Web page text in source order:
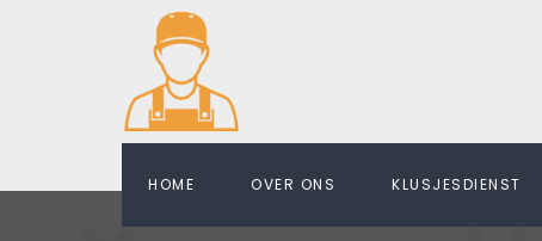
HOME OVER ONS KLUSJESDIENST